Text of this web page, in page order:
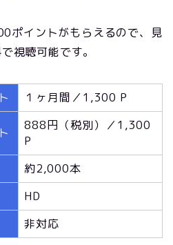
ポイントがもらえるので、見
視聴可能です。
１ヶ月間／1,300 P
888円（税別）／1,300
P
約2,000本
HD
非対応